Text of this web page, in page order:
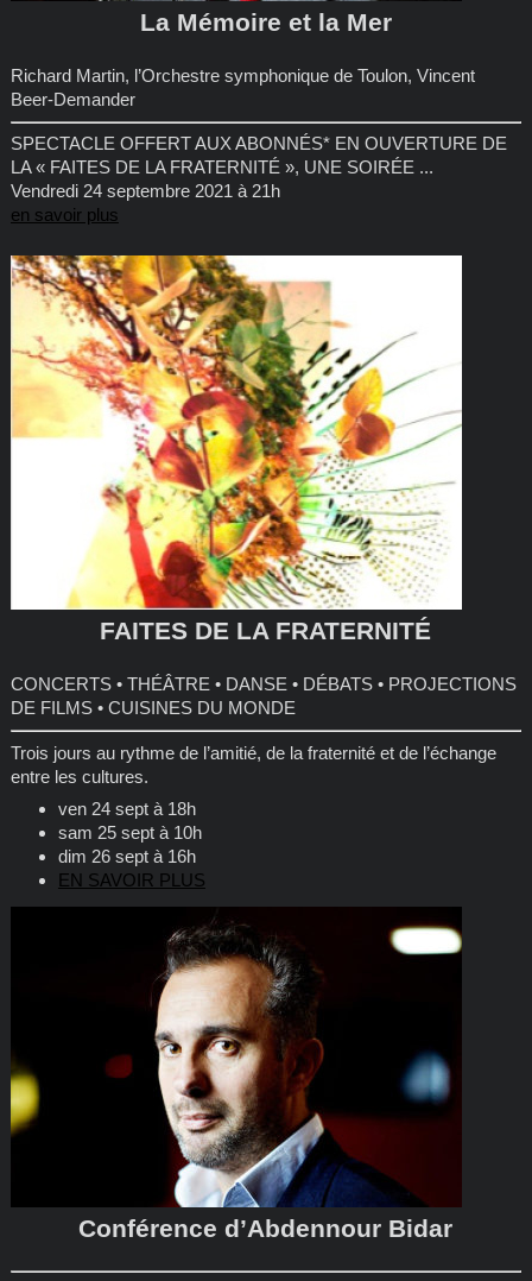
La Mémoire et la Mer
Richard Martin, l’Orchestre symphonique de Toulon, Vincent
Beer-Demander
SPECTACLE OFFERT AUX ABONNÉS* EN OUVERTURE DE
LA « FAITES DE LA FRATERNITÉ », UNE SOIRÉE ...
Vendredi 24 septembre 2021 à 21h
en savoir plus
FAITES DE LA FRATERNITÉ
CONCERTS • THÉÂTRE • DANSE • DÉBATS • PROJECTIONS
DE FILMS • CUISINES DU MONDE
Trois jours au rythme de l’amitié, de la fraternité et de l’échange
entre les cultures.
ven 24 sept à 18h
sam 25 sept à 10h
dim 26 sept à 16h
EN SAVOIR PLUS
Conférence d’Abdennour Bidar